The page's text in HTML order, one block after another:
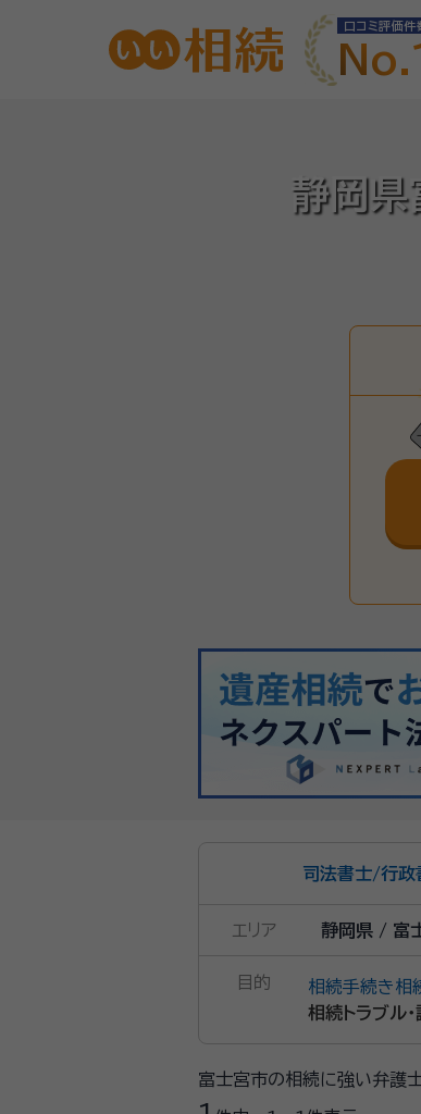
口コミ評価件
No.1
静岡県
司法書士/行政
エリア 静岡県 / 富
目的 相続手続き相
相続トラブル
富士宮市の相続に強い弁護